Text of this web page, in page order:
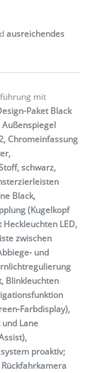
ausreichendes
mit
Paket Black
Chromeinfassung
schwarz,
Black,
(Kugelkopf
LED,
zwischen
und
Blinkleuchten
Farbdisplay),
und Lane
proaktiv;